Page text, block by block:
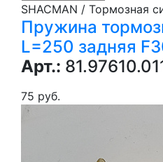
SHACMAN / Тормозная
Пружина
L=250 задняя
Арт.:
75 руб.